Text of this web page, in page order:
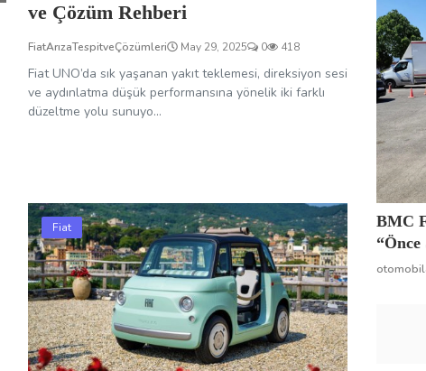
ve Çözüm Rehberi
FiatArızaTespitveÇözümleri May 29, 2025 0 418
Fiat UNO’da sık yaşanan yakıt teklemesi, direksiyon sesi
ve aydınlatma düşük performansına yönelik iki farklı
düzeltme yolu sunuyo...
Fiat
BMC